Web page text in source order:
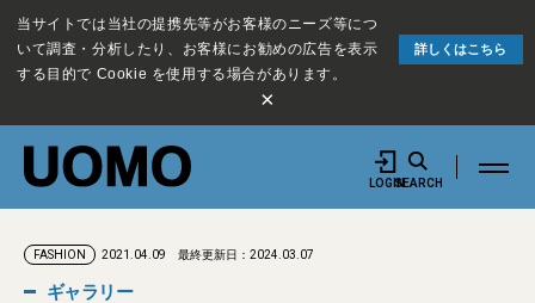
当サイトでは当社の提携先等がお客様のニーズ等につ
いて調査・分析したり、お客様にお勧めの広告を表示
する目的で Cookie を使用する場合があります。
詳しくはこちら
×
LOGINSEARCH
FASHION 2021.04.09 最終更新日：2024.03.07
ギャラリー